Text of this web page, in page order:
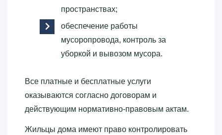
пространствах;
обеспечение работы
мусоропровода, контроль за
уборкой и вывозом мусора.
Все платные и бесплатные услуги
оказываются согласно договорам и
действующим нормативно-правовым актам.
Жильцы дома имеют право контролировать